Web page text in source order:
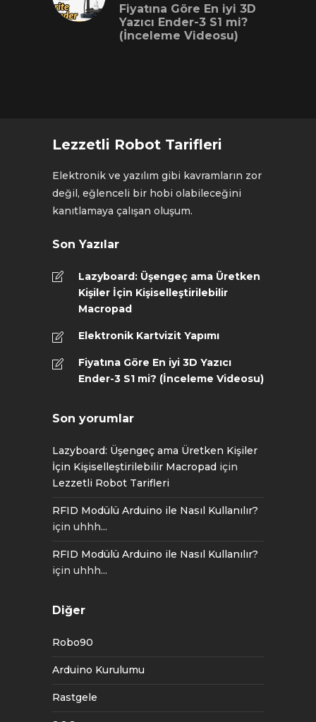
Fiyatına Göre En iyi 3D
Yazıcı Ender-3 S1 mi?
(İnceleme Videosu)
Lezzetli Robot Tarifleri
Elektronik ve yazılım gibi kavramların zor
değil, eğlenceli bir hobi olabileceğini
kanıtlamaya çalışan oluşum.
Son Yazılar
Lazyboard: Üşengeç ama Üretken
Kişiler İçin Kişiselleştirilebilir
Macropad
Elektronik Kartvizit Yapımı
Fiyatına Göre En iyi 3D Yazıcı
Ender-3 S1 mi? (İnceleme Videosu)
Son yorumlar
Lazyboard: Üşengeç ama Üretken Kişiler
İçin Kişiselleştirilebilir Macropad için
Lezzetli Robot Tarifleri
RFID Modülü Arduino ile Nasıl Kullanılır?
için uhhh...
RFID Modülü Arduino ile Nasıl Kullanılır?
için uhhh...
Diğer
Robo90
Arduino Kurulumu
Rastgele